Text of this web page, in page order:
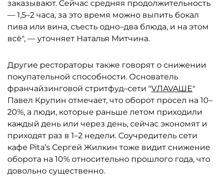
заказывают. Сейчас средняя продолжительность
— 1,5–2 часа, за это время можно выпить бокал
пива или вина, съесть одно–два блюда, и на этом
всё", — уточняет Наталья Митчина.
Другие рестораторы также говорят о снижении
покупательной способности. Основатель
франчайзинговой стритфуд–сети "VЛAVAШЕ"
Павел Крупин отмечает, что оборот просел на 10–
20%, а люди, которые раньше летом приходили
каждый день или через день, сейчас экономят и
приходят раз в 1–2 недели. Соучредитель сети
кафе Pita’s Сергей Жилкин тоже видит снижение
оборота на 10% относительно прошлого года, что
довольно существенно.